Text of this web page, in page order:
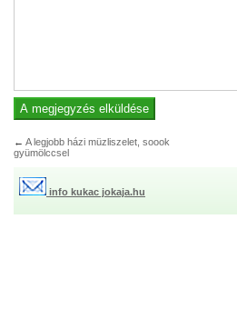
← A legjobb házi müzliszelet, soook
gyümölccsel
info kukac jokaja.hu